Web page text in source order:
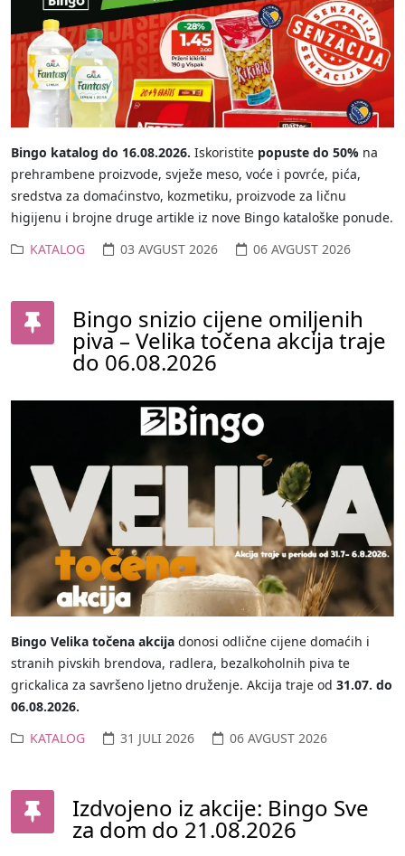
Bingo katalog do 16.08.2026. Iskoristite popuste do 50% na
prehrambene proizvode, svježe meso, voće i povrće, pića,
sredstva za domaćinstvo, kozmetiku, proizvode za ličnu
higijenu i brojne druge artikle iz nove Bingo kataloške ponude.
KATALOG
03 AVGUST 2026 06 AVGUST 2026
Bingo snizio cijene omiljenih
piva – Velika točena akcija traje
do 06.08.2026
Bingo Velika točena akcija donosi odlične cijene domaćih i
stranih pivskih brendova, radlera, bezalkoholnih piva te
grickalica za savršeno ljetno druženje. Akcija traje od 31.07. do
06.08.2026.
KATALOG
31 JULI 2026 06 AVGUST 2026
Izdvojeno iz akcije: Bingo Sve
za dom do 21.08.2026